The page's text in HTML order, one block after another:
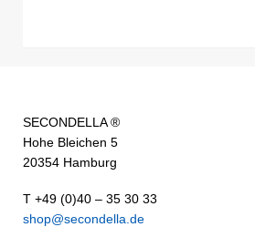
SECONDELLA ®
Hohe Bleichen 5
20354 Hamburg
T +49 (0)40 – 35 30 33
shop@secondella.de